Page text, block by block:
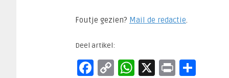
Foutje gezien? Mail de redactie.​
Deel artikel:
Facebook
CopyWhatsApp
X Print